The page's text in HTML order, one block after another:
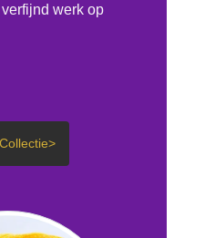
werk op